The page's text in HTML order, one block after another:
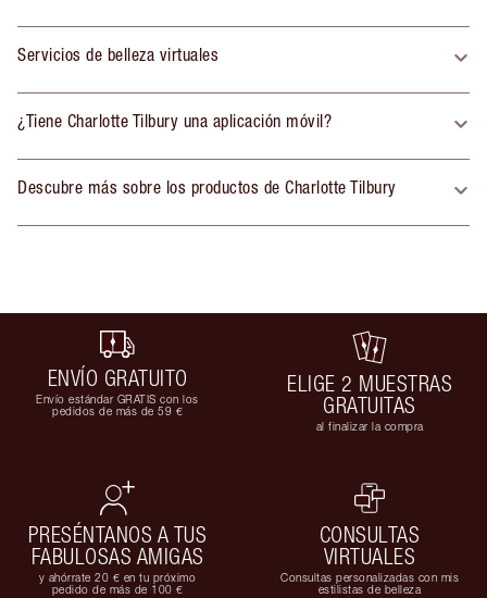
Servicios de belleza virtuales
¿Tiene Charlotte Tilbury una aplicación móvil?
Descubre más sobre los productos de Charlotte Tilbury
ENVÍO GRATUITO
Envío estándar GRATIS con los
pedidos de más de 59 €
ELIGE 2 MUESTRAS
GRATUITAS
al finalizar la compra
PRESÉNTANOS A TUS
FABULOSAS AMIGAS
y ahórrate 20 € en tu próximo
pedido de más de 100 €
CONSULTAS
VIRTUALES
Consultas personalizadas con mis
estilistas de belleza